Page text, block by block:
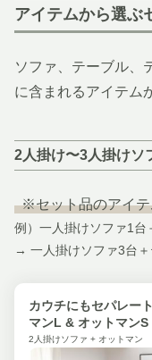
アイテムから選ぶ
ソファ、テーブル、
に含まれるアイテム
2人掛け〜3人掛けソ
※セット品のアイテ
例）一人掛けソファ1台
→ 一人掛けソファ3台
カウチにもセパレー
マンL & オットマンS
2人掛けソファ + オットマン